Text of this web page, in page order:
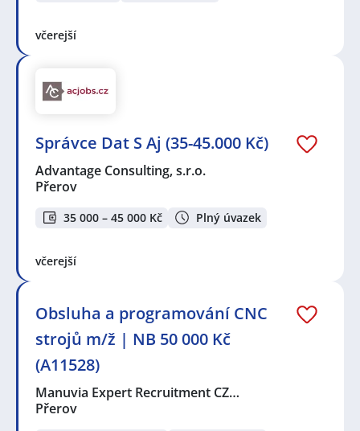
včerejší
Správce Dat S Aj (35-45.000 Kč)
Advantage Consulting, s.r.o.
Přerov
35 000 – 45 000 Kč Plný úvazek
včerejší
Obsluha a programování CNC
strojů m/ž | NB 50 000 Kč
(A11528)
Manuvia Expert Recruitment CZ…
Přerov